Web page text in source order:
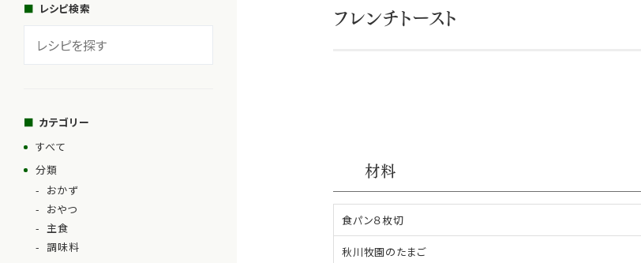
レシピ検索
カテゴリー
すべて
分類
おかず
おやつ
主食
調味料
フレンチトースト
材料
食パン８枚切
秋川牧園のたまご